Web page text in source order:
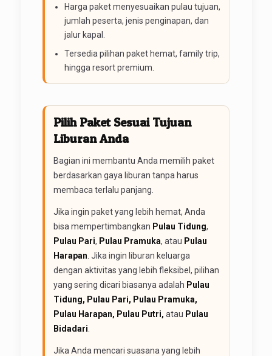
Harga paket menyesuaikan pulau tujuan,
jumlah peserta, jenis penginapan, dan
jalur kapal.
Tersedia pilihan paket hemat, family trip,
hingga resort premium.
Pilih Paket Sesuai Tujuan
Liburan Anda
Bagian ini membantu Anda memilih paket
berdasarkan gaya liburan tanpa harus
membaca terlalu panjang.
Jika ingin paket yang lebih hemat, Anda
bisa mempertimbangkan Pulau Tidung,
Pulau Pari, Pulau Pramuka, atau Pulau
Harapan . Jika ingin liburan keluarga
dengan aktivitas yang lebih fleksibel, pilihan
yang sering dicari biasanya adalah Pulau
Tidung, Pulau Pari, Pulau Pramuka,
Pulau Harapan, Pulau Putri, atau Pulau
Bidadari
Jika Anda mencari suasana yang lebih